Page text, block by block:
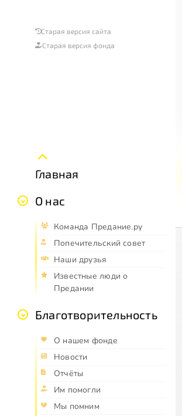
Старая версия сайта
Старая версия фонда
Главная
О нас
Команда Предание.ру
Попечительский совет
Наши друзья
Известные люди о
Предании
Благотворительность
О нашем фонде
Новости
Отчёты
Им помогли
Мы помним